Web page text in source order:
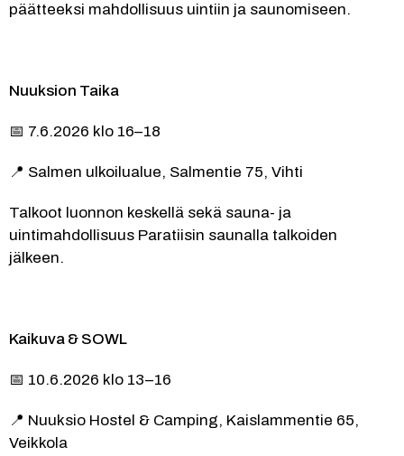
päätteeksi mahdollisuus uintiin ja saunomiseen.
Nuuksion Taika
📅 7.6.2026 klo 16–18
📍 Salmen ulkoilualue, Salmentie 75, Vihti
Talkoot luonnon keskellä sekä sauna- ja
uintimahdollisuus Paratiisin saunalla talkoiden
jälkeen.
Kaikuva & SOWL
📅 10.6.2026 klo 13–16
📍 Nuuksio Hostel & Camping, Kaislammentie 65,
Veikkola